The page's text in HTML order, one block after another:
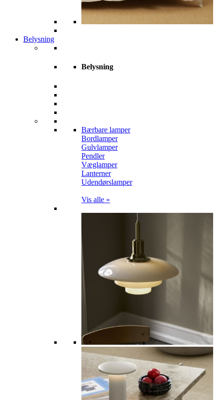
Belysning
Belysning
Bærbare lamper
Bordlamper
Gulvlamper
Pendler
Væglamper
Lanterner
Udendørslamper
Vis alle »